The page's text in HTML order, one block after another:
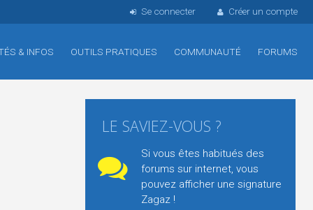
Se connecter Créer un compte
& INFOS OUTILS PRATIQUES COMMUNAUTÉ FORUMS
LE SAVIEZ-VOUS ?
Si vous êtes habitués des
forums sur internet, vous
pouvez afficher une signature
Zagaz !